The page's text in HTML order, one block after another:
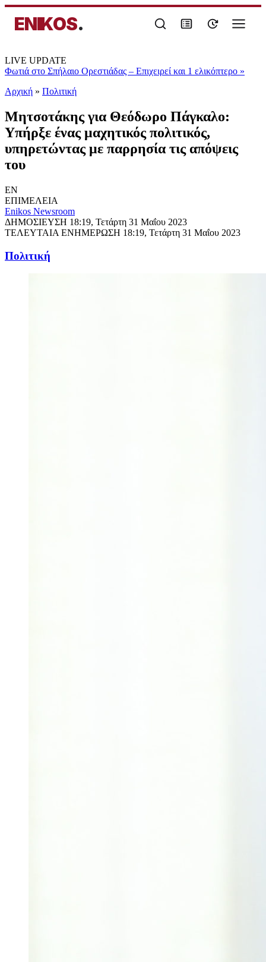
ENIKOS.
LIVE UPDATE
Φωτιά στο Σπήλαιο Ορεστιάδας – Επιχειρεί και 1 ελικόπτερο »
Αρχική » Πολιτική
Μητσοτάκης για Θεόδωρο Πάγκαλο:
Υπήρξε ένας μαχητικός πολιτικός,
υπηρετώντας με παρρησία τις απόψεις
του
EN
ΕΠΙΜΕΛΕΙΑ
Enikos Newsroom
ΔΗΜΟΣΙΕΥΣΗ 18:19, Τετάρτη 31 Μαΐου 2023
ΤΕΛΕΥΤΑΙΑ ΕΝΗΜΕΡΩΣΗ 18:19, Τετάρτη 31 Μαΐου 2023
Πολιτική